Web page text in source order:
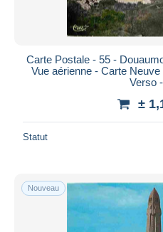
Carte Postale - 55 -
Vue aérienne - Carte
Verso
±
Statut
Nouveau